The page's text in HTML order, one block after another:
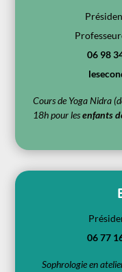
06 98
Cours de Yoga Nidra
18h pour lesenfants
06 77
Sophrologie en